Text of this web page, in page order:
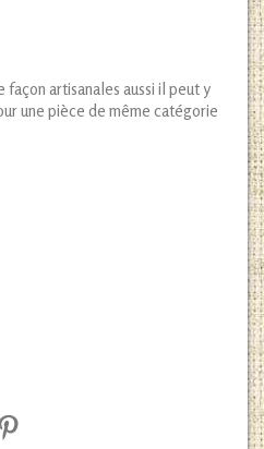
artisanales aussi il peut y
une pièce de même catégorie